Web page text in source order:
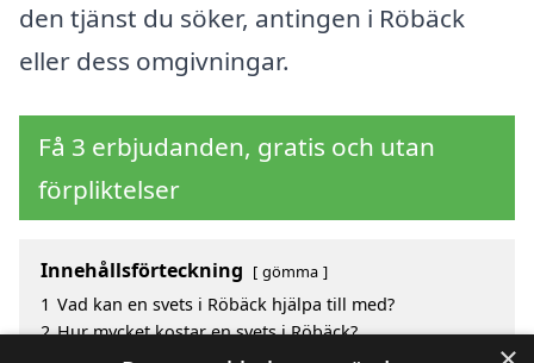
den tjänst du söker, antingen i Röbäck
eller dess omgivningar.
Få 3 erbjudanden, gratis och utan
förpliktelser
Innehållsförteckning gömma
1 Vad kan en svets i Röbäck hjälpa till med?
2 Hur mycket kostar en svets i Röbäck?